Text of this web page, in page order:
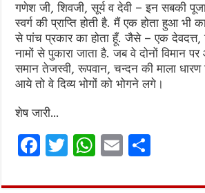
गणेश जी, शिवजी, सूर्य व देवी – इन सबकी
स्वर्ग की प्राप्ति होती है. मैं एक होता हुआ
से पांच प्रकार का होता हूँ. जैसे – एक देवदत्त,
नामों से पुकारा जाता है. जब वे दोनों विमान
समान तेजस्वी, रूपवान, चन्दन की माला
आये तो वे दिव्य भोगों को भोगने लगे।
शेष जारी…
F
T
W E